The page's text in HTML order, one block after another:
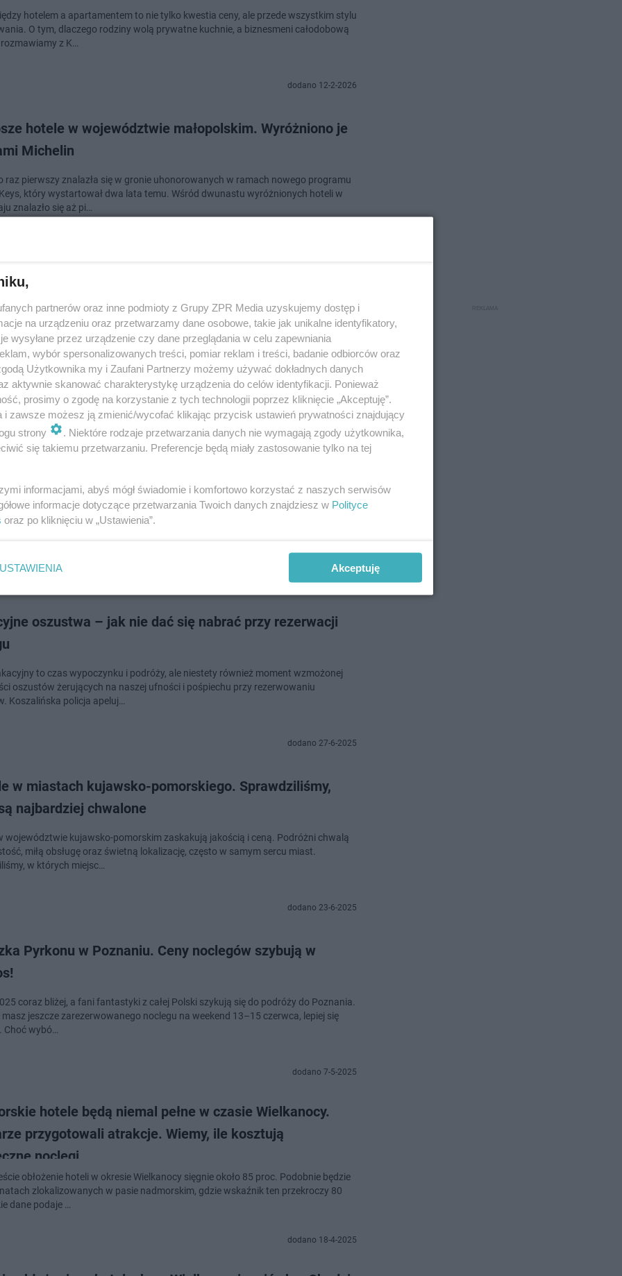
hotelem a apartamentem to nie tylko kwestia ceny, ale przede wszystkim stylu
O tym, dlaczego rodziny wolą prywatne kuchnie, a biznesmeni całodobową
z K…
dodano 12-2-2026
hotele w województwie małopolskim. Wyróżniono je
Michelin
raz pierwszy znalazła się w gronie uhonorowanych w ramach nowego programu
który wystartował dwa lata temu. Wśród dwunastu wyróżnionych hoteli w
znalazło się aż pi…
browarze na Starym Mieście w Toruniu. Znamy
tej wyczekiwanej inwestycji
2028 roku w Toruniu działalność rozpocznie nowoczesny kompleks hotelowy
w zabytkowych murach dawnego Browaru. Po gruntownej rewitalizacji budynek
nowe funkcje. Pom…
dodano 10-9-2025
przeprowadzonym przez firmę J.D. Power, 40 tys. gości hotelowych wyraziło
na temat jakości usług hoteli, w których przebywali – od luksusowych po
Wyniki ujawniły k…
dodano 16-7-2025
oszustwa – jak nie dać się nabrać przy rezerwacji
to czas wypoczynku i podróży, ale niestety również moment wzmożonej
oszustów żerujących na naszej ufności i pośpiechu przy rezerwowaniu
Koszalińska policja apeluj…
dodano 27-6-2025
w miastach kujawsko-pomorskiego. Sprawdziliśmy,
najbardziej chwalone
województwie kujawsko-pomorskim zaskakują jakością i ceną. Podróżni chwalą
miłą obsługę oraz świetną lokalizację, często w samym sercu miast.
w których miejsc…
dodano 23-6-2025
Pyrkonu w Poznaniu. Ceny noclegów szybują w
coraz bliżej, a fani fantastyki z całej Polski szykują się do podróży do Poznania.
masz jeszcze zarezerwowanego noclegu na weekend 13–15 czerwca, lepiej się
Choć wybó…
dodano 7-5-2025
hotele będą niemal pełne w czasie Wielkanocy.
przygotowali atrakcje. Wiemy, ile kosztują
noclegi
obłożenie hoteli w okresie Wielkanocy sięgnie około 85 proc. Podobnie będzie
zlokalizowanych w pasie nadmorskim, gdzie wskaźnik ten przekroczy 80
dane podaje …
dodano 18-4-2025
partnerów oraz inne podmioty z Grupy ZPR Media uzyskujemy dostęp i
na urządzeniu oraz przetwarzamy dane osobowe, takie jak unikalne identyfikatory,
wysyłane przez urządzenie czy dane przeglądania w celu zapewniania
wybór spersonalizowanych treści, pomiar reklam i treści, badanie odbiorców oraz
Użytkownika my i Zaufani Partnerzy możemy używać dokładnych danych
aktywnie skanować charakterystykę urządzenia do celów identyfikacji. Ponieważ
prosimy o zgodę na korzystanie z tych technologii poprzez kliknięcie „Akceptuję”.
i zawsze możesz ją zmienić/wycofać klikając przycisk ustawień prywatności znajdujący
strony
. Niektóre rodzaje przetwarzania danych nie wymagają zgody użytkownika,
się takiemu przetwarzaniu. Preferencje będą miały zastosowanie tylko na tej
informacjami, abyś mógł świadomie i komfortowo korzystać z naszych serwisów
informacje dotyczące przetwarzania Twoich danych znajdziesz w Polityce
oraz po kliknięciu w „Ustawienia”.
USTAWIENIA Akceptuję